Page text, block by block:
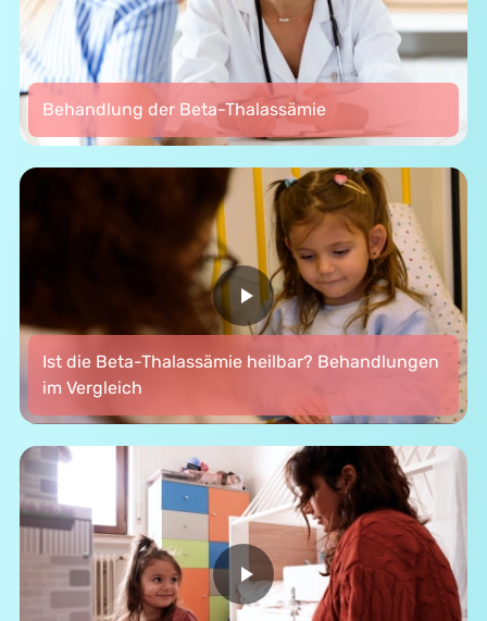
Behandlung der Beta-Thalassämie
Ist die Beta-Thalassämie heilbar? Behandlungen
im Vergleich